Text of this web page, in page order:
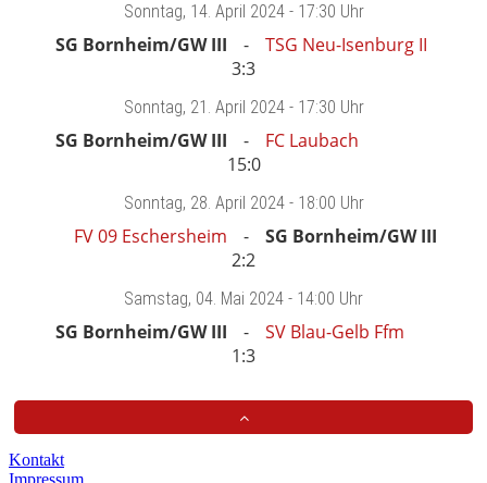
Sonntag, 14. April 2024 - 17:30 Uhr
SG Bornheim/GW III
TSG Neu-Isenburg II
3:3
Sonntag, 21. April 2024 - 17:30 Uhr
SG Bornheim/GW III
FC Laubach
15:0
Sonntag, 28. April 2024 - 18:00 Uhr
FV 09 Eschersheim
SG Bornheim/GW III
2:2
Samstag, 04. Mai 2024 - 14:00 Uhr
SG Bornheim/GW III
SV Blau-Gelb Ffm
1:3
Kontakt